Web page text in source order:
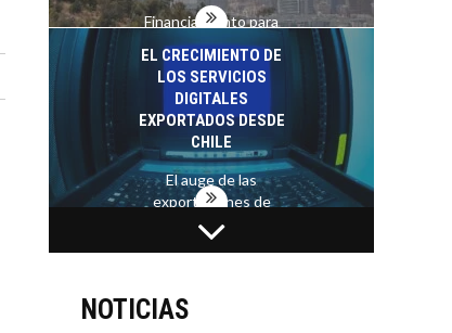
Financiamiento para
pymes en Chile:
alternativas que
trascienden el
crédito…
EL CRECIMIENTO DE
LOS SERVICIOS
DIGITALES
EXPORTADOS DESDE
CHILE
El auge de las
exportaciones de
servicios digitales en
Chile:…
TURISMO EN EL
DESIERTO DE
OPORTUNIDADES
PARA EL
NOTICIAS